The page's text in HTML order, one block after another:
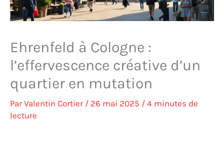
Ehrenfeld à Cologne :
l’effervescence créative d’un
quartier en mutation
ParValentin Cortier / 26 mai 2025 / 4 minutes de
lecture